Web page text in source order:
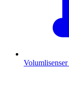
Volumlisenser